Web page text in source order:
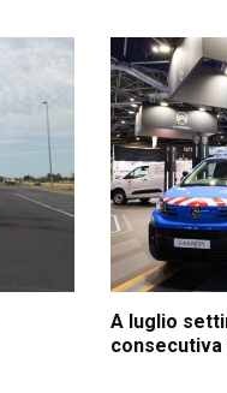
A luglio
consecutiva